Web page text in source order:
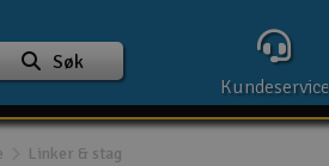
Søk
Kundeservice
Linker & stag